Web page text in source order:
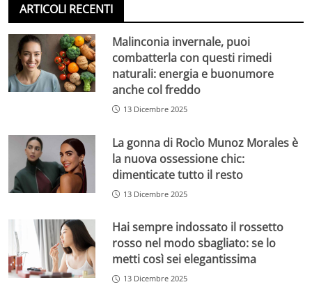
ARTICOLI RECENTI
Malinconia invernale, puoi
combatterla con questi rimedi
naturali: energia e buonumore
anche col freddo
13 Dicembre 2025
La gonna di Rocìo Munoz Morales è
la nuova ossessione chic:
dimenticate tutto il resto
13 Dicembre 2025
Hai sempre indossato il rossetto
rosso nel modo sbagliato: se lo
metti così sei elegantissima
13 Dicembre 2025